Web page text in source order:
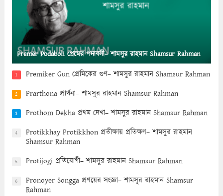
Premer Podaboli প্রেমের পদাবলী– শামসুর রাহমান Shamsur Rahman
1 Premiker Gun প্রেমিকের গুণ– শামসুর রাহমান Shamsur Rahman
2 Prarthona প্রার্থনা– শামসুর রাহমান Shamsur Rahman
3 Prothom Dekha প্রথম দেখা– শামসুর রাহমান Shamsur Rahman
4
Protikkhay Protikkhon প্রতীক্ষায় প্রতিক্ষণ– শামসুর রাহমান
Shamsur Rahman
5 Protijogi প্রতিযোগী– শামসুর রাহমান Shamsur Rahman
6
Pronoyer Songga প্রণয়ের সংজ্ঞা– শামসুর রাহমান Shamsur
Rahman